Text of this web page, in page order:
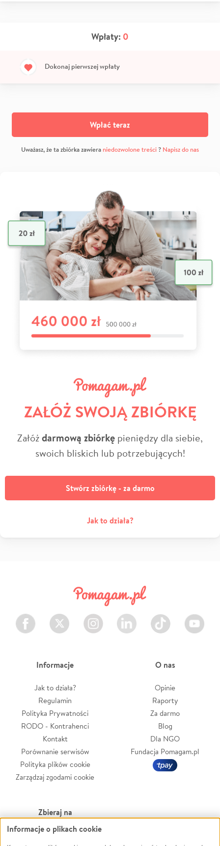
Wpłaty: 0
Dokonaj pierwszej wpłaty
Wpłać teraz
Uważasz, że ta zbiórka zawiera niedozwolone treści? Napisz do nas
ZAŁÓŻ SWOJĄ ZBIÓRKĘ
Załóżdarmową zbiórkę pieniędzy dla siebie,
swoich bliskich lub potrzebujących!
Stwórz zbiórkę - za darmo
Jak to działa?
Facebook Twitter Instagram LinkedIn TikTok Youtube
Informacje
Jak to działa?
Regulamin
Polityka Prywatności
RODO - Kontrahenci
Kontakt
Porównanie serwisów
Polityka plików cookie
Zarządzaj zgodami cookie
O nas
Opinie
Raporty
Za darmo
Blog
Dla NGO
Fundacja Pomagam.pl
Zbieraj na
Leczenie
Informacje o plikach cookie